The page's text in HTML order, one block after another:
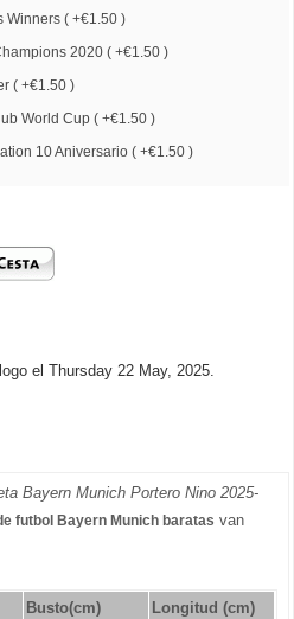
Winners ( +€1.50 )
2020 ( +€1.50 )
( +€1.50 )
World Cup ( +€1.50 )
10 Aniversario ( +€1.50 )
el Thursday 22 May, 2025.
Bayern Munich Portero Nino 2025-
futbol Bayern Munich baratas van
Busto(cm)
Longitud (cm)